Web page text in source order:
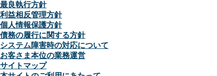
最良執行方針
利益相反管理方針
個人情報保護方針
債務の履行に関する方針
システム障害時の対応について
お客さま本位の業務運営
サイトマップ